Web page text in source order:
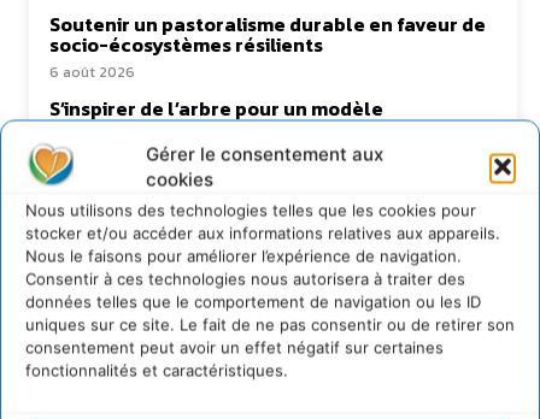
Gérer le consentement aux
cookies
Nous utilisons des technologies telles que les cookies pour
stocker et/ou accéder aux informations relatives aux appareils.
Nous le faisons pour améliorer l’expérience de navigation.
Consentir à ces technologies nous autorisera à traiter des
données telles que le comportement de navigation ou les ID
uniques sur ce site. Le fait de ne pas consentir ou de retirer son
consentement peut avoir un effet négatif sur certaines
fonctionnalités et caractéristiques.
Soutenir un pastoralisme durable en faveur de
socio-écosystèmes résilients
6 août 2026
S’inspirer de l’arbre pour un modèle
économique régénératif du vivant …
5 août 2026
IPBES : le « GIEC de la biodiversité » appelle les
entreprises à devenir des alliées du vivant
4 août 2026
Newsletter